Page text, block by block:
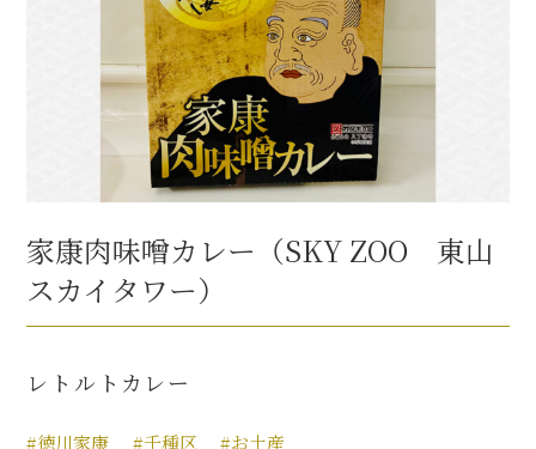
家康肉味噌カレー（SKY ZOO 東山
スカイタワー）
レトルトカレー
#徳川家康 #千種区 #お土産